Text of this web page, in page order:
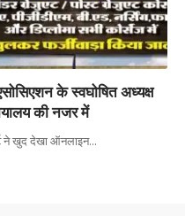
के स्वघोषित अध्यक्ष
की नजर में
ने खुद देखा ऑनलाइन…